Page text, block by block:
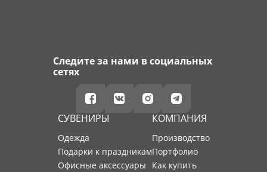
Следите за нами в социальных
сетях
СУВЕНИРЫ
Одежда
Подарки к праздникам
Офисные аксессуары
КОМПАНИЯ
производство
портфолио
как купить